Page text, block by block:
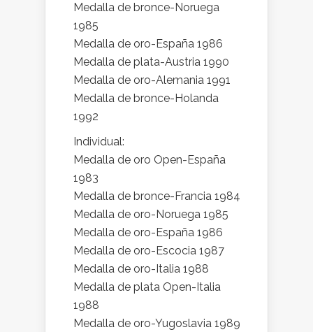
Medalla de bronce-Noruega
1985
Medalla de oro-España 1986
Medalla de plata-Austria 1990
Medalla de oro-Alemania 1991
Medalla de bronce-Holanda
1992
Individual:
Medalla de oro Open-España
1983
Medalla de bronce-Francia 1984
Medalla de oro-Noruega 1985
Medalla de oro-España 1986
Medalla de oro-Escocia 1987
Medalla de oro-Italia 1988
Medalla de plata Open-Italia
1988
Medalla de oro-Yugoslavia 1989